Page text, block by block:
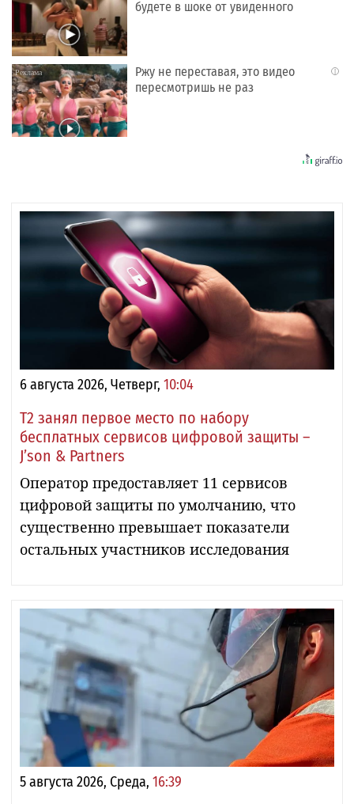
будете в шоке от увиденного
i
Ржу не переставая, это видео
пересмотришь не раз
6 августа 2026, Четверг, 10:04
Т2 занял первое место по набору
бесплатных сервисов цифровой защиты –
J’son & Partners
Оператор предоставляет 11 сервисов
цифровой защиты по умолчанию, что
существенно превышает показатели
остальных участников исследования
5 августа 2026, Среда, 16:39